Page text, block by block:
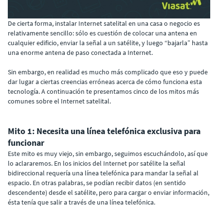
De cierta forma, instalar Internet satelital en una casa o negocio es
relativamente sencillo: sólo es cuestión de colocar una antena en
cualquier edificio, enviar la señal a un satélite, y luego “bajarla” hasta
una enorme antena de paso conectada a Internet.
Sin embargo, en realidad es mucho más complicado que eso y puede
dar lugar a ciertas creencias erróneas acerca de cómo funciona esta
tecnología. A continuación te presentamos cinco de los mitos más
comunes sobre el Internet satelital.
Mito 1: Necesita una línea telefónica exclusiva para
funcionar
Este mito es muy viejo, sin embargo, seguimos escuchándolo, así que
lo aclararemos. En los inicios del Internet por satélite la señal
bidireccional requería una línea telefónica para mandar la señal al
espacio. En otras palabras, se podían recibir datos (en sentido
descendente) desde el satélite, pero para cargar o enviar información,
ésta tenía que salir a través de una línea telefónica.